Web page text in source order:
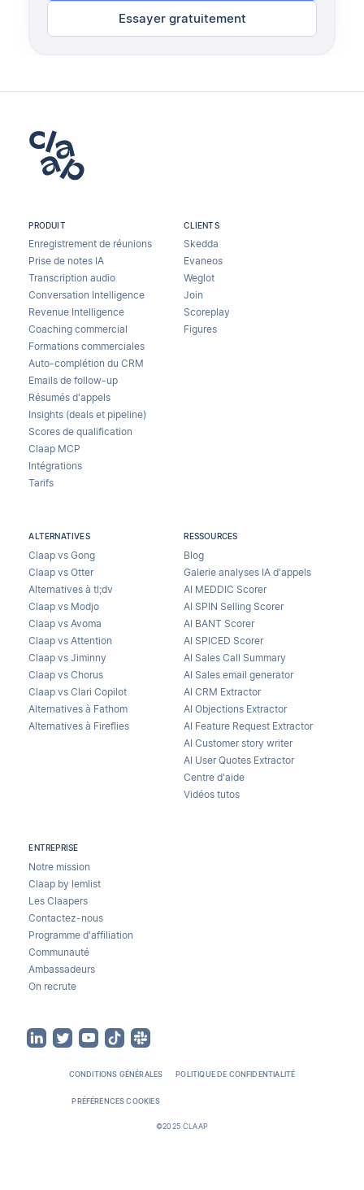
Essayer gratuitement
PRODUIT
Enregistrement de réunions
Prise de notes IA
Transcription audio
Conversation Intelligence
Revenue Intelligence
Coaching commercial
Formations commerciales
Auto-complétion du CRM
Emails de follow-up
Résumés d'appels
Insights (deals et pipeline)
Scores de qualification
Claap MCP
Intégrations
Tarifs
CLIENTS
Skedda
Evaneos
Weglot
Join
Scoreplay
Figures
ALTERNATIVES
Claap vs Gong
Claap vs Otter
Alternatives à tl;dv
Claap vs Modjo
Claap vs Avoma
Claap vs Attention
Claap vs Jiminny
Claap vs Chorus
Claap vs Clari Copilot
Alternatives à Fathom
Alternatives à Fireflies
RESSOURCES
Blog
Galerie analyses IA d’appels
AI MEDDIC Scorer
AI SPIN Selling Scorer
AI BANT Scorer
AI SPICED Scorer
AI Sales Call Summary
AI Sales email generator
AI CRM Extractor
AI Objections Extractor
AI Feature Request Extractor
AI Customer story writer
AI User Quotes Extractor
Centre d'aide
Vidéos tutos
ENTREPRISE
Notre mission
Claap by lemlist
Les Claapers
Contactez-nous
Programme d'affiliation
Communauté
Ambassadeurs
On recrute
CONDITIONS GÉNÉRALES POLITIQUE DE CONFIDENTIALITÉ
PRÉFÉRENCES COOKIES
©2025 CLAAP